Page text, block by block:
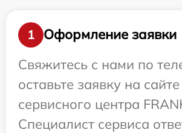
1
Оформление заявки
Свяжитесь с нами по
оставьте заявку на сайте
сервисного центра
Специалист сервиса